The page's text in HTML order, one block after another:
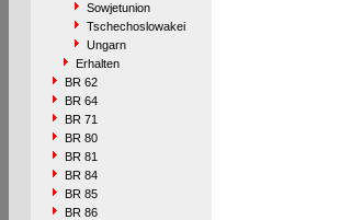
Sowjetunion
Tschechoslowakei
Ungarn
Erhalten
BR 62
BR 64
BR 71
BR 80
BR 81
BR 84
BR 85
BR 86